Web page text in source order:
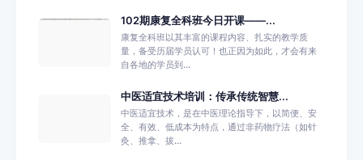
102期康复全科班今日开课——...
康复全科班以其丰富的课程内容、扎实的教学质
量，备受历届学员认可！也正因为如此，才会有来
自各地的学员到...
中医适宜技术培训：传承传统智慧...
中医适宜技术，是在中医理论指导下，以简便、安
全、有效、低成本为特点，通过非药物疗法（如针
灸、推拿、拔...